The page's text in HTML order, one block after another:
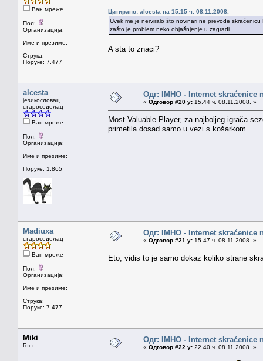
Ван мреже
Пол:
Организација:
Име и презиме:
Струка:
Поруке: 7.477
Цитирано: alcesta на 15.15 ч. 08.11.2008.
Uvek me je nerviralo što novinari ne prevode
zašto je problem neko objašnjenje u zagradi.
A sta to znaci?
alcesta
језикословац
староседелац
Ван мреже
Пол:
Организација:
Име и презиме:
Поруке: 1.865
Одг: IMHO - Internet skraćenice
« Одговор #20 у: 15.44 ч. 08.11.2008. »
Most Valuable Player, za najboljeg igrača
primetila dosad samo u vezi s košarkom.
Madiuxa
староседелац
Ван мреже
Пол:
Организација:
Име и презиме:
Струка:
Поруке: 7.477
Одг: IMHO - Internet skraćenice
« Одговор #21 у: 15.47 ч. 08.11.2008. »
Eto, vidis to je samo dokaz koliko strane
Miki
Гост
Одг: IMHO - Internet skraćenice
« Одговор #22 у: 22.40 ч. 08.11.2008. »